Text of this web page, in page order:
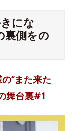
にな
裏側をの
“また来た
舞台裏#1